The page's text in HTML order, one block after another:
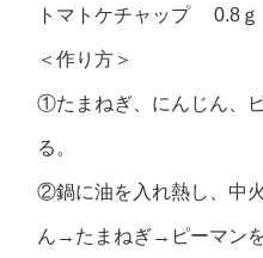
トマトケチャップ 0.8ｇ
＜作り方＞
①たまねぎ、にんじん、
る。
②鍋に油を入れ熱し、中
ん→たまねぎ→ピーマンを